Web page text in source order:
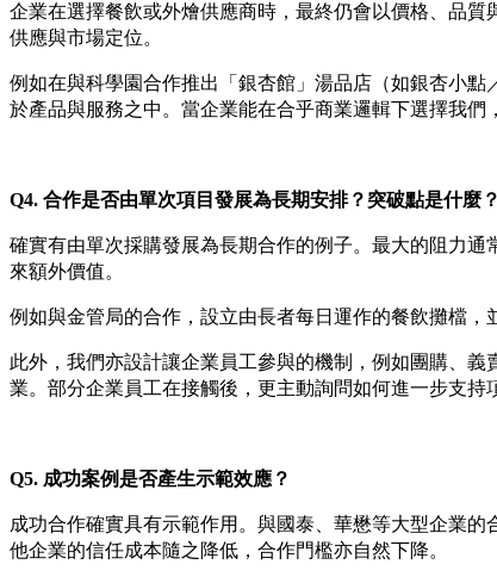
企業在選擇餐飲或外燴供應商時，最終仍會以價格、品
供應與市場定位。
例如在與科學園合作推出「銀杏館」湯品店（如銀杏小
於產品與服務之中。當企業能在合乎商業邏輯下選擇我們
Q4. 合作是否由單次項目發展為長期安排？突破點是什麼？
確實有由單次採購發展為長期合作的例子。最大的阻力
來額外價值。
例如與金管局的合作，設立由長者每日運作的餐飲攤檔
此外，我們亦設計讓企業員工參與的機制，例如團購、
業。部分企業員工在接觸後，更主動詢問如何進一步支持
Q5. 成功案例是否產生示範效應？
成功合作確實具有示範作用。與國泰、華懋等大型企業
他企業的信任成本隨之降低，合作門檻亦自然下降。